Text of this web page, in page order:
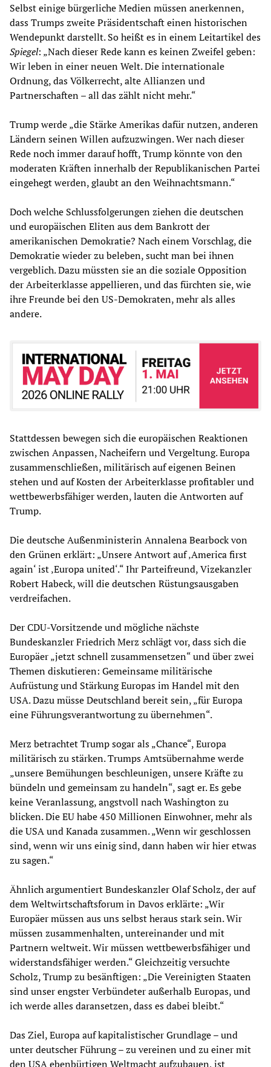
Selbst einige bürgerliche Medien müssen anerkennen,
dass Trumps zweite Präsidentschaft einen historischen
Wendepunkt darstellt. So heißt es in einem Leitartikel des
Spiegel: „Nach dieser Rede kann es keinen Zweifel geben:
Wir leben in einer neuen Welt. Die internationale
Ordnung, das Völkerrecht, alte Allianzen und
Partnerschaften – all das zählt nicht mehr.“
Trump werde „die Stärke Amerikas dafür nutzen, anderen
Ländern seinen Willen aufzuzwingen. Wer nach dieser
Rede noch immer darauf hofft, Trump könnte von den
moderaten Kräften innerhalb der Republikanischen Partei
eingehegt werden, glaubt an den Weihnachtsmann.“
Doch welche Schlussfolgerungen ziehen die deutschen
und europäischen Eliten aus dem Bankrott der
amerikanischen Demokratie? Nach einem Vorschlag, die
Demokratie wieder zu beleben, sucht man bei ihnen
vergeblich. Dazu müssten sie an die soziale Opposition
der Arbeiterklasse appellieren, und das fürchten sie, wie
ihre Freunde bei den US-Demokraten, mehr als alles
andere.
Stattdessen bewegen sich die europäischen Reaktionen
zwischen Anpassen, Nacheifern und Vergeltung. Europa
zusammenschließen, militärisch auf eigenen Beinen
stehen und auf Kosten der Arbeiterklasse profitabler und
wettbewerbsfähiger werden, lauten die Antworten auf
Trump.
Die deutsche Außenministerin Annalena Bearbock von
den Grünen erklärt: „Unsere Antwort auf ‚America first
again‘ ist ‚Europa united‘.“ Ihr Parteifreund, Vizekanzler
Robert Habeck, will die deutschen Rüstungsausgaben
verdreifachen.
Der CDU-Vorsitzende und mögliche nächste
Bundeskanzler Friedrich Merz schlägt vor, dass sich die
Europäer „jetzt schnell zusammensetzen“ und über zwei
Themen diskutieren: Gemeinsame militärische
Aufrüstung und Stärkung Europas im Handel mit den
USA. Dazu müsse Deutschland bereit sein, „für Europa
eine Führungsverantwortung zu übernehmen“.
Merz betrachtet Trump sogar als „Chance“, Europa
militärisch zu stärken. Trumps Amtsübernahme werde
„unsere Bemühungen beschleunigen, unsere Kräfte zu
bündeln und gemeinsam zu handeln“, sagt er. Es gebe
keine Veranlassung, angstvoll nach Washington zu
blicken. Die EU habe 450 Millionen Einwohner, mehr als
die USA und Kanada zusammen. „Wenn wir geschlossen
sind, wenn wir uns einig sind, dann haben wir hier etwas
zu sagen.“
Ähnlich argumentiert Bundeskanzler Olaf Scholz, der auf
dem Weltwirtschaftsforum in Davos erklärte: „Wir
Europäer müssen aus uns selbst heraus stark sein. Wir
müssen zusammenhalten, untereinander und mit
Partnern weltweit. Wir müssen wettbewerbsfähiger und
widerstandsfähiger werden.“ Gleichzeitig versuchte
Scholz, Trump zu besänftigen: „Die Vereinigten Staaten
sind unser engster Verbündeter außerhalb Europas, und
ich werde alles daransetzen, dass es dabei bleibt.“
Das Ziel, Europa auf kapitalistischer Grundlage – und
unter deutscher Führung – zu vereinen und zu einer mit
den USA ebenbürtigen Weltmacht aufzubauen, ist